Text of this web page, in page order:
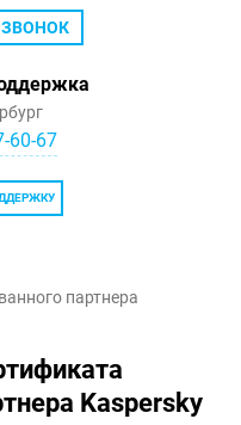
60-67
партнера
Kaspersky